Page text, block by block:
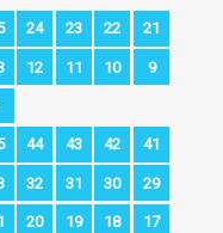
24 23 22 21
12 11 10 9
44 43 42 41
32 31 30 29
20 19 18 17